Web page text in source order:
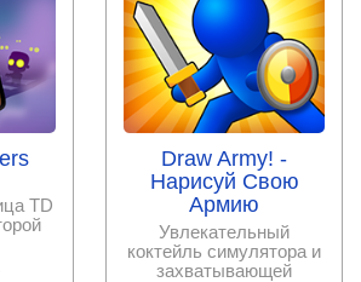
TD
на
Draw Army! -
Нарисуй Свою
Армию
Увлекательный
коктейль симулятора и
захватывающей